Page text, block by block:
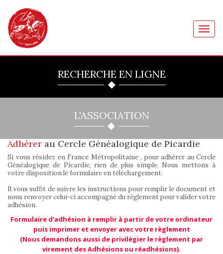
RECHERCHE EN LIGNE
L'ASSOCIATION
Adhérer au Cercle Généalogique de Picardie
Si vous résidez en France Métropolitaine , pour adhérer au Cercle
Généalogique de Picardie, rien de plus simple. Nous mettons à
votre disposition le formulaire en téléchargement.
Il vous suffit de suivre les instructions pour remplir le document et
nous renvoyer celui-ci accompagné du règlement pour valider votre
adhésion.
Formulaire d'adhésion à remplir à partir de votre ordinateur
puis imprimer et envoyer avec votre règlement
(Nous demandons aussi de privilégier le règlement par
virement des Adhésions ou réadhésions).